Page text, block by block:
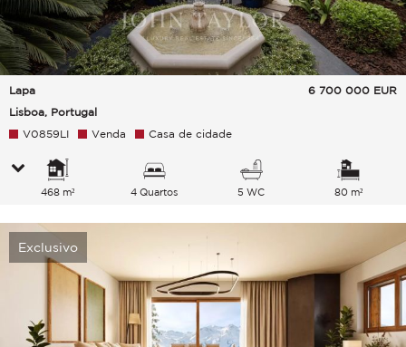
Lapa
Lisboa, Portugal
6 700 000 EUR
V0859LI Venda Casa de cidade
468 m² 4 Quartos 5 WC 80 m²
Exclusivo